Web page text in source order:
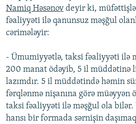
Namiq Həsənov deyir ki,
fəaliyyəti ilə qanunsuz məşğul
cərimələyir:
- Ümumiyyətlə, taksi fəaliyyəti ilə
200 manat ödəyib, 5 il müddətinə
lazımdır. 5 il müddətində həmin
fərqlənmə nişanına görə müəyyən
taksi fəaliyyəti ilə məşğul ola bilər.
hansı bir formada sərnişin